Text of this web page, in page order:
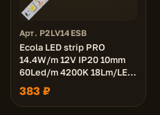
Арт. P2LV14ESB
Ecola LED strip PRO
14.4W/m 12V IP20 10mm
60Led/m 4200K 18Lm/LED
1080Lm/m светодиодная
лента на катушке 5м.
383 ₽